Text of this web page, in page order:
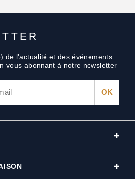
de l'actualité et des événements
vous abonnant à notre newsletter